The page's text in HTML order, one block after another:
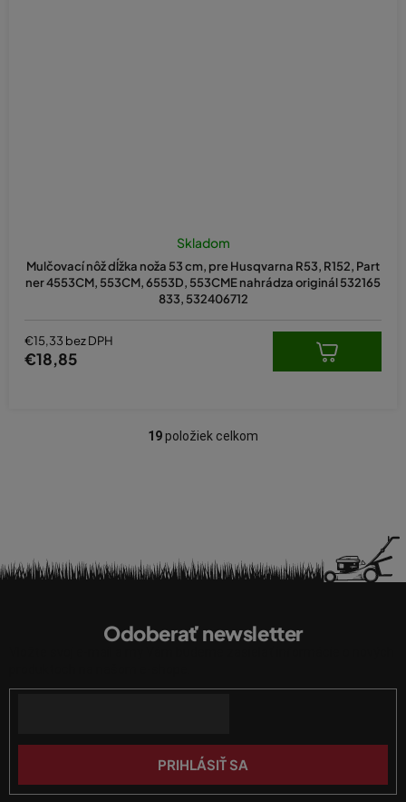
Mulčovací nôž dĺžka noža 53 cm, pre Husqvarna R53, R152, Part
ner 4553CM, 553CM, 6553D, 553CME nahrádza originál 532165
833, 532406712
Skladom
€15,33 bez DPH
€18,85
O
c
i
p
r
k
ý
p
i
19položiek celkom
t
Odoberať newsletter
PRIHLÁSIŤ SA